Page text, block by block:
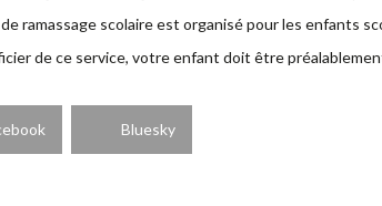
ramassage scolaire est organisé pour les enfants
de ce service, votre enfant doit être
Bluesky